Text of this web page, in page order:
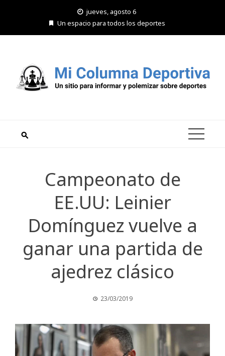
jueves, agosto 6
Un espacio para todos los deportes
Campeonato de
EE.UU: Leinier
Domínguez vuelve a
ganar una partida de
ajedrez clásico
23/03/2019